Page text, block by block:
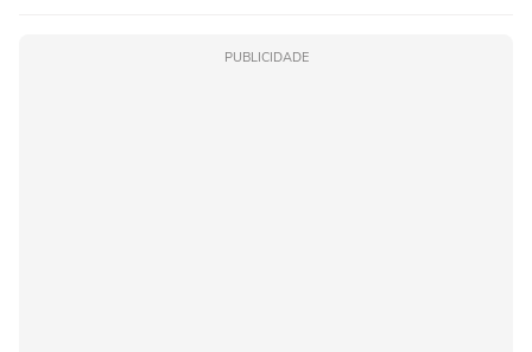
PUBLICIDADE